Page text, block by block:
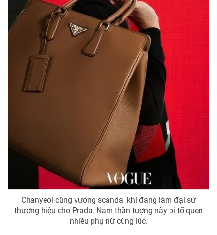
Chanyeol cũng vướng scandal khi đang làm đại sứ
thương hiệu cho Prada. Nam thần tượng này bị tố quen
nhiều phụ nữ cùng lúc.